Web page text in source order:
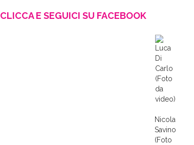
CLICCA E SEGUICI SU FACEBOOK
Luca
Di
Carlo
(Foto
da
video)
Nicola
Savino
(Foto